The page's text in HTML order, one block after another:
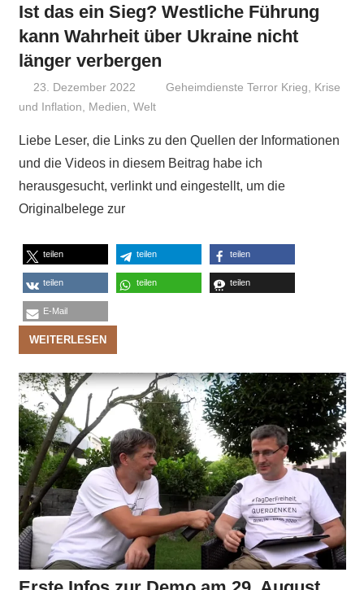
Ist das ein Sieg? Westliche Führung
kann Wahrheit über Ukraine nicht
länger verbergen
23. Dezember 2022 Niki Vogt
Geheimdienste Terror Krieg, Krise
und Inflation, Medien, Welt
Liebe Leser, die Links zu den Quellen der Informationen
und die Videos in diesem Beitrag habe ich
herausgesucht, verlinkt und eingestellt, um die
Originalbelege zur
teilen teilen teilen
teilen teilen teilen
E-Mail
WEITERLESEN